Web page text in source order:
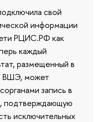
свой
информации
РЦИС.РФ как
каждый
размещенный в
ВШЭ, может
запись в
подтверждающую
исключительных